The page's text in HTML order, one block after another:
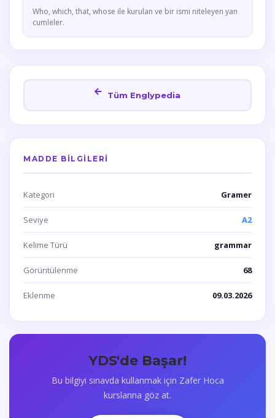
Who, which, that, whose ile kurulan ve bir ismi niteleyen yan
cumleler.
Tüm Englypedia
MADDE BILGILERI
Kategori Gramer
Seviye A2
Kelime Türü grammar
Görüntülenme 68
Eklenme 09.03.2026
YDS'de Başar!
Bu bilgiyi sınavda kullanmak için Zafer Hoca
kurslarına göz at.